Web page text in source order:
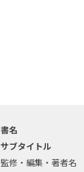
書名
サブタイトル
監修・編集・著者名